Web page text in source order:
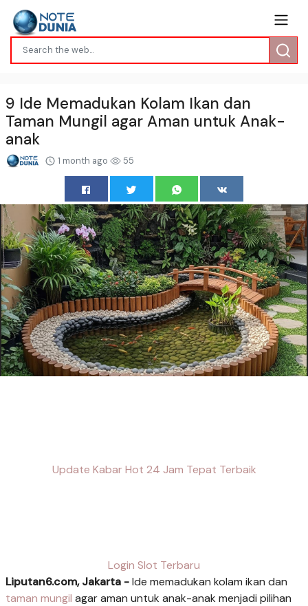
9 Ide Memadukan Kolam Ikan dan
Taman Mungil agar Aman untuk Anak-
anak
1 month ago 55
Update Kabar Hot 24 Jam Tepat Terbaik
Login Slot Terbaru
Liputan6.com, Jakarta -Ide memadukan kolam ikan dan
taman mungil agar aman untuk anak-anak menjadi pilihan